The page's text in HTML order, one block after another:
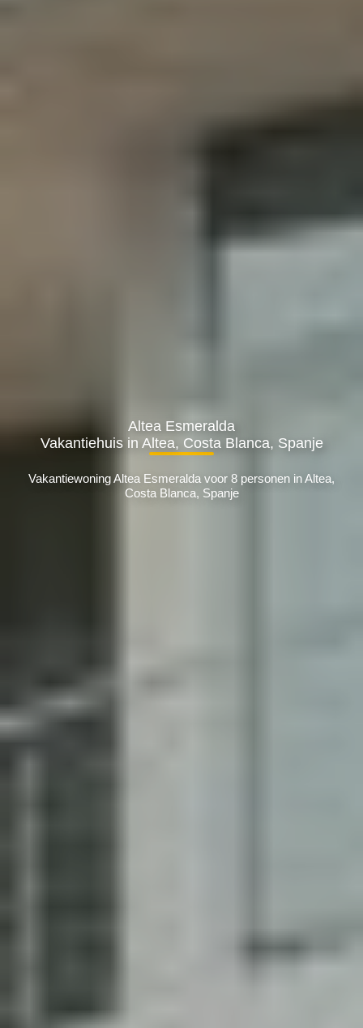
Altea Esmeralda
Vakantiehuis in Altea, Costa Blanca, Spanje
Vakantiewoning Altea Esmeralda voor 8 personen in Altea,
Costa Blanca, Spanje